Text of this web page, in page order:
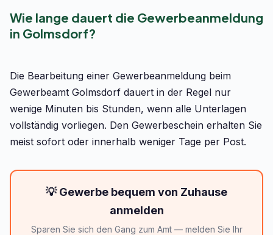
Wie lange dauert die Gewerbeanmeldung
in Golmsdorf?
Die Bearbeitung einer Gewerbeanmeldung beim
Gewerbeamt Golmsdorf dauert in der Regel nur
wenige Minuten bis Stunden, wenn alle Unterlagen
vollständig vorliegen. Den Gewerbeschein erhalten Sie
meist sofort oder innerhalb weniger Tage per Post.
💡 Gewerbe bequem von Zuhause
anmelden
Sparen Sie sich den Gang zum Amt — melden Sie Ihr